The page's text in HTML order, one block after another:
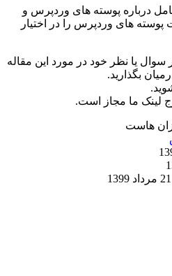
درباره پوسته های وردپرس و
های وردپرس را در اختیار
یا نظر خود در مورد این مقاله
بگذارید.
لینک ما مجاز است.
هاست